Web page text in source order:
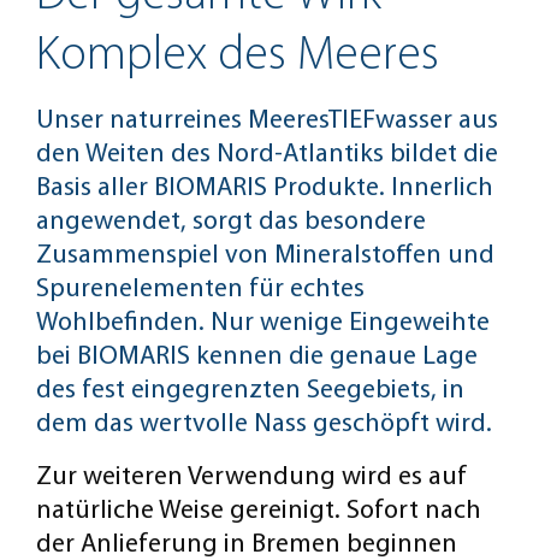
Komplex des Meeres
Unser naturreines MeeresTIEFwasser aus
den Weiten des Nord-Atlantiks bildet die
Basis aller BIOMARIS Produkte. Innerlich
angewendet, sorgt das besondere
Zusammenspiel von Mineralstoffen und
Spurenelementen für echtes
Wohlbefinden. Nur wenige Eingeweihte
bei BIOMARIS kennen die genaue Lage
des fest eingegrenzten Seegebiets, in
dem das wertvolle Nass geschöpft wird.
Zur weiteren Verwendung wird es auf
natürliche Weise gereinigt. Sofort nach
der Anlieferung in Bremen beginnen